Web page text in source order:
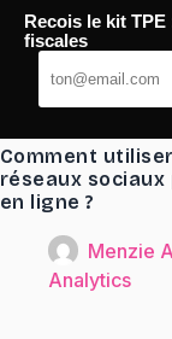
Passer
contenu
TaqTaq
Comment
réseaux
en ligne ?
Menzie
Analytics
Recois le kit
fiscales